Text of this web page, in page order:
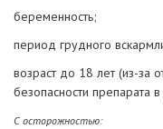
беременность;
период грудного
возраст до 18 лет (из-за
безопасности препарата
С осторожностью: